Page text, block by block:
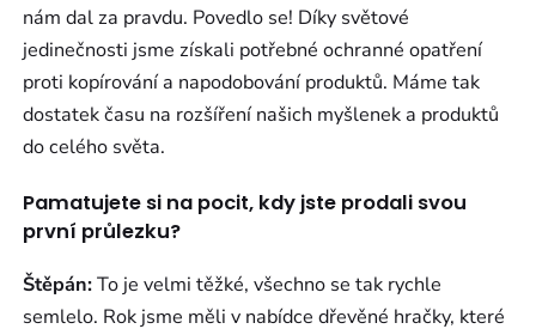
nám dal za pravdu. Povedlo se! Díky světové
jedinečnosti jsme získali potřebné ochranné opatření
proti kopírování a napodobování produktů. Máme tak
dostatek času na rozšíření našich myšlenek a produktů
do celého světa.
Pamatujete si na pocit, kdy jste prodali svou
první průlezku?
Štěpán:To je velmi těžké, všechno se tak rychle
semlelo. Rok jsme měli v nabídce dřevěné hračky, které